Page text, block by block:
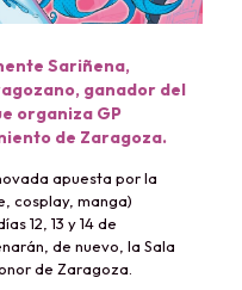
Sariñena,
ganador del
organiza GP
de Zaragoza.
apuesta por la
cosplay, manga)
12, 13 y 14 de
de nuevo, la Sala
de Zaragoza.